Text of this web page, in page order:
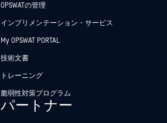
OPSWATの管理
インプリメンテーション・サービス
My OPSWAT PORTAL
技術文書
トレーニング
脆弱性対策プログラム
パートナー